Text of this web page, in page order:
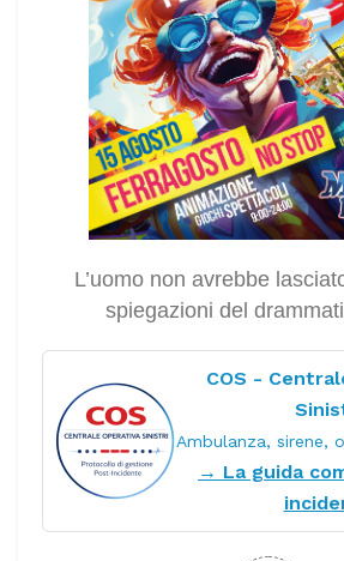
L’uomo non avrebbe
spiegazioni del
COS -
Ambulanza, sirene,
→ La guida